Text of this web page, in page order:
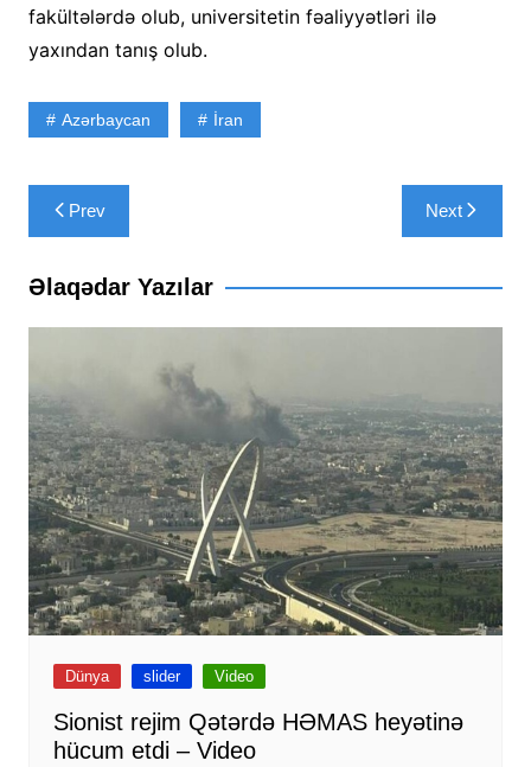
fakültələrdə olub, universitetin fəaliyyətləri ilə
yaxından tanış olub.
Azərbaycan İran
Yazı
naviqasiyası
Prev Next
Əlaqədar Yazılar
Dünya slider Video
Sionist rejim Qətərdə HƏMAS heyətinə
hücum etdi – Video